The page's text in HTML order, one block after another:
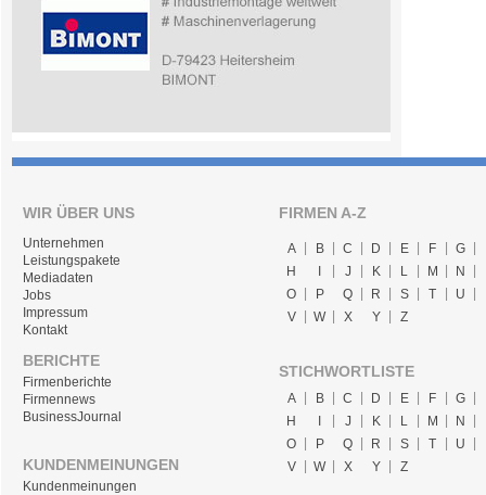
WIR ÜBER UNS
Unternehmen
Leistungspakete
Mediadaten
Jobs
Impressum
Kontakt
BERICHTE
Firmenberichte
Firmennews
BusinessJournal
KUNDENMEINUNGEN
Kundenmeinungen
FIRMEN A-Z
A B C D E F
G
H
J K L M
N
O
P Q R S T
U
V
W X Y Z
STICHWORTLISTE
A B C D E F
G
H
J K L M
N
O
P Q R S T
U
V
W X Y Z